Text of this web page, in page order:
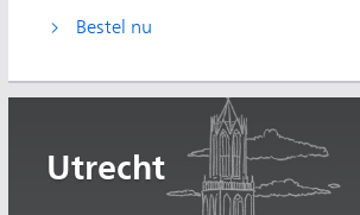
Bestel nu
Utrecht